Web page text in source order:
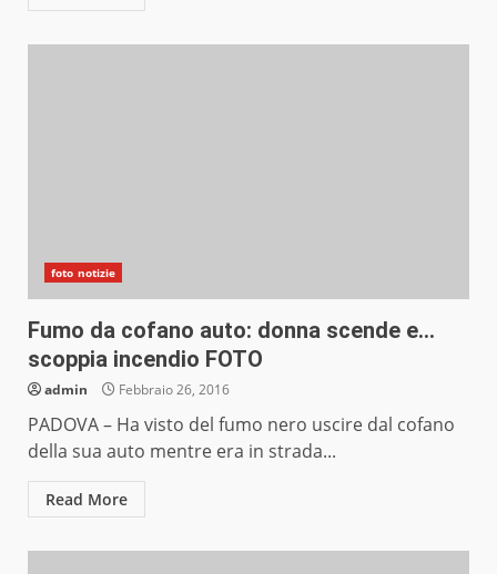
foto notizie
Fumo da cofano auto: donna scende e…
scoppia incendio FOTO
admin Febbraio 26, 2016
PADOVA – Ha visto del fumo nero uscire dal cofano
della sua auto mentre era in strada...
Read More